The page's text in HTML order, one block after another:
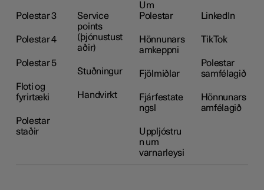
Polestar 3
Polestar 4
Polestar 5
Floti og
fyrirtæki
Polestar
staðir
Service
points
(þjónustust
aðir)
Stuðningur
Handvirkt
Um
Polestar
Hönnunars
amkeppni
Fjölmiðlar
Fjárfestate
ngsl
Uppljóstru
n um
varnarleysi
LinkedIn
TikTok
Polestar
samfélagið
Hönnunars
amfélagið